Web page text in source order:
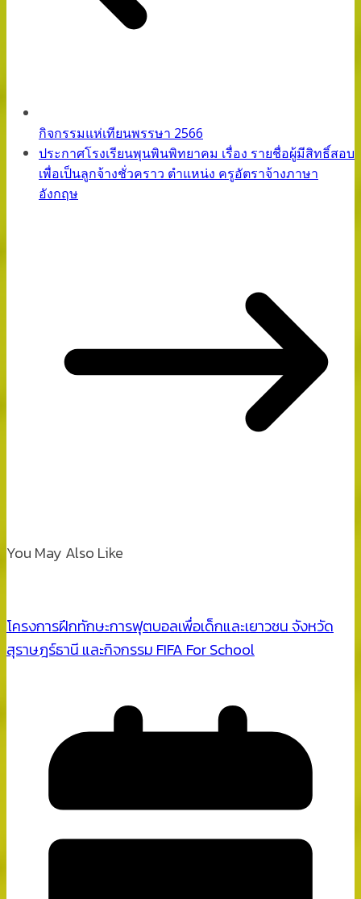
กิจกรรมแห่เทียนพรรษา 2566
ประกาศโรงเรียนพุนพินพิทยาคม เรื่อง รายชื่อผู้มีสิทธิ์สอบ
เพื่อเป็นลูกจ้างชั่วคราว ตำแหน่ง ครูอัตราจ้างภาษา
อังกฤษ
You May Also Like
โครงการฝึกทักษะการฟุตบอลเพื่อเด็กและเยาวชน จังหวัด
สุราษฎร์ธานี และกิจกรรม FIFA For School